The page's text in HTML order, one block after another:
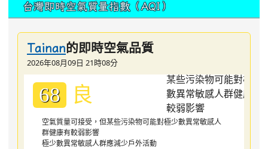
台灣即時空氣質量指數（AQI）
Tainan的即時空氣品質
2026年08月09日 21時08分
68 良
空氣質量可接受，但某些污染物可能對極少數異常敏感人
群健康有較弱影響
極少數異常敏感人群應減少戶外活動